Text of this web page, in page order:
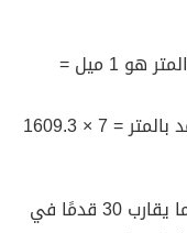
معامل التحويل بين وحدتي الميل والمتر هو 1 ميل =
إذًا طول المسافة التي قطعها أحمد بالمتر = 7 × 1609.3
يبلغ طول قفزة أُنثى الكنغر ما يقارب 30 قدمًا في